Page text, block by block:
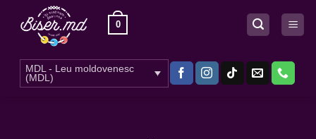
0
MDL - Leu moldovenesc
(MDL)